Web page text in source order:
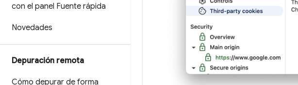
con el panel Fuente rápida
Novedades
Depuración remota
Cómo depurar de forma